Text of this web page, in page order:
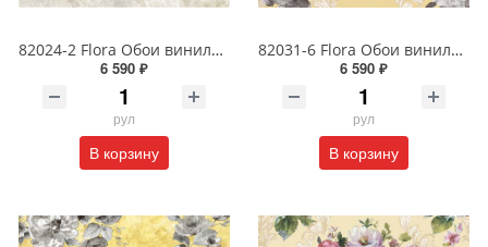
82024-2 Flora Обои виниловые на бумажной основе 1.06*15.6
6 590 ₽
рул
В корзину
82031-6 Flora Обои виниловые на бумажной основе 1.06*15.6
6 590 ₽
рул
В корзину